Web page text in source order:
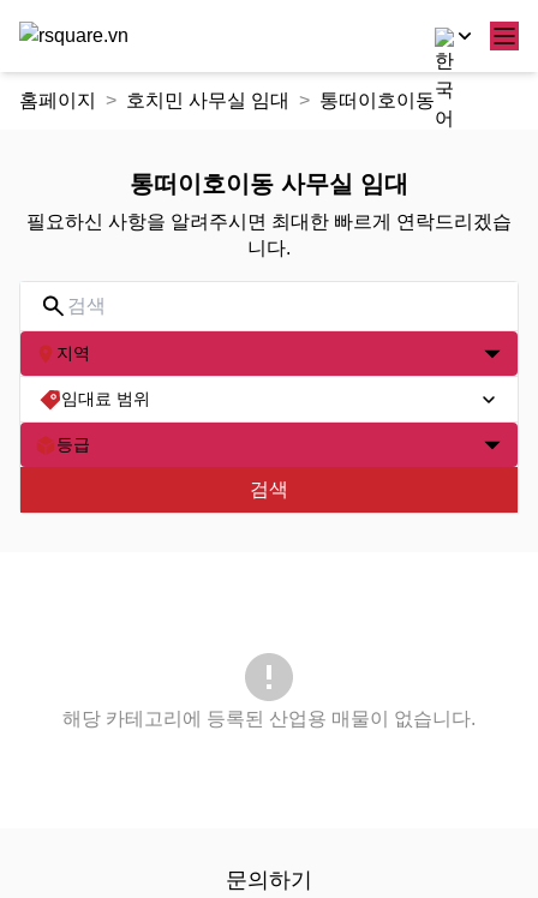
홈페이지 호치민 사무실 임대 통떠이호이동
통떠이호이동 사무실 임대
필요하신 사항을 알려주시면 최대한 빠르게 연락드리겠습
니다.
지역
임대료 범위
등급
검색
해당 카테고리에 등록된 산업용 매물이 없습니다.
문의하기